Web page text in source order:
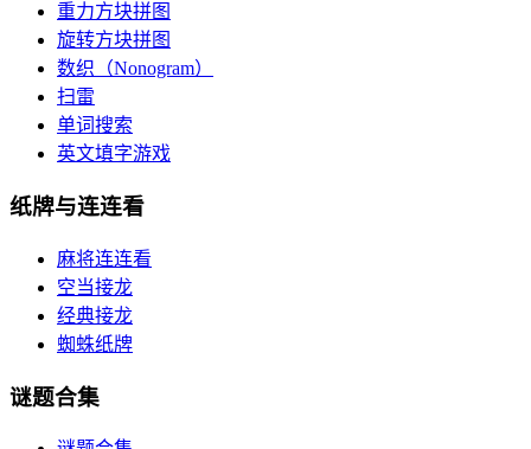
重力方块拼图
旋转方块拼图
数织（Nonogram）
扫雷
单词搜索
英文填字游戏
纸牌与连连看
麻将连连看
空当接龙
经典接龙
蜘蛛纸牌
谜题合集